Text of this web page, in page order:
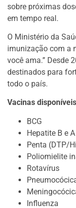
sobre próximas
em tempo real.
O Ministério da
imunização com a
você ama.” Desde
destinados para
todo o país.
Vacinas disponíveis
BCG
Hepatite B e A
Penta (DTP/
Poliomielite
Rotavírus
Influenza